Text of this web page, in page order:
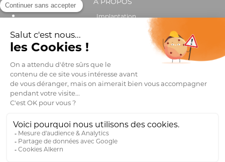
Implantation
Performance environnementale et sociale
OUTILS & SERVICES
Club pro